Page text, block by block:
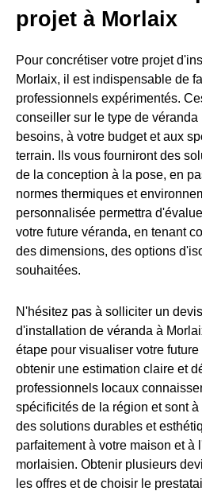
projet à Morlaix
Pour concrétiser votre projet
Morlaix, il est indispensable de
professionnels expérimentés.
conseiller sur le type de
besoins, à votre budget et aux
terrain. Ils vous fourniront des
de la conception à la pose, en
normes thermiques et
personnalisée permettra
votre future véranda, en tenant
des dimensions, des options
souhaitées.
N'hésitez pas à solliciter un
d'installation de véranda à
étape pour visualiser votre
obtenir une estimation claire et
professionnels locaux
spécificités de la région et sont
des solutions durables et
parfaitement à votre maison et à
morlaisien. Obtenir plusieurs
les offres et de choisir le